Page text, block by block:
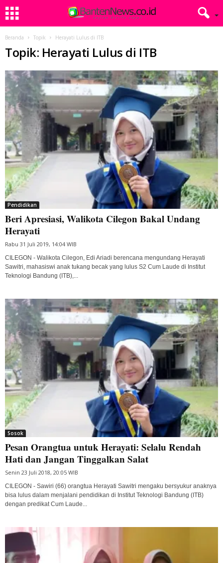
Beranda Topik Herayati Lulus di ITB
Topik: Herayati Lulus di ITB
Pendidikan
Beri Apresiasi, Walikota Cilegon Bakal Undang
Herayati
Rabu 31 Juli 2019, 14:04 WIB
CILEGON - Walikota Cilegon, Edi Ariadi berencana mengundang Herayati
Sawitri, mahasiswi anak tukang becak yang lulus S2 Cum Laude di Institut
Teknologi Bandung (ITB),...
Sosok
Pesan Orangtua untuk Herayati: Selalu Rendah
Hati dan Jangan Tinggalkan Salat
Senin 23 Juli 2018, 20:05 WIB
CILEGON - Sawiri (66) orangtua Herayati Sawitri mengaku bersyukur anaknya
bisa lulus dalam menjalani pendidikan di Institut Teknologi Bandung (ITB)
dengan predikat Cum Laude...